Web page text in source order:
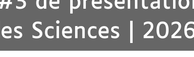
Sciences |